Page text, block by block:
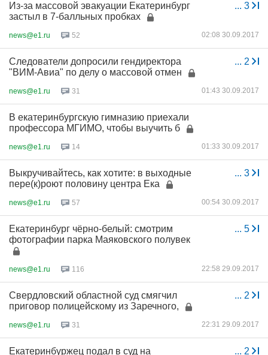
... 3
Из-за массовой эвакуации Екатеринбург
застыл в 7-балльных пробках
news@e1.ru 52 02:08 30.09.2017
... 2
Следователи допросили гендиректора
"ВИМ-Авиа" по делу о массовой отмен
news@e1.ru 31 01:43 30.09.2017
В екатеринбургскую гимназию приехали
профессора МГИМО, чтобы выучить б
news@e1.ru 14 01:33 30.09.2017
... 3
Выкручивайтесь, как хотите: в выходные
пере(к)роют половину центра Ека
news@e1.ru 57 00:54 30.09.2017
... 5
Екатеринбург чёрно-белый: смотрим
фотографии парка Маяковского полувек
news@e1.ru 116 22:58 29.09.2017
... 2
Свердловский областной суд смягчил
приговор полицейскому из Заречного,
news@e1.ru 31 22:31 29.09.2017
... 2
Екатеринбуржец подал в суд на